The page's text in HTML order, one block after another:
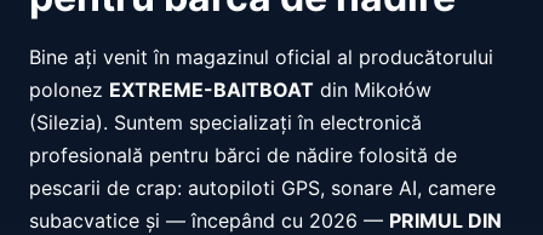
Bine ați venit în magazinul oficial al producătorului
polonez EXTREME-BAITBOAT din Mikołów
(Silezia). Suntem specializați în electronică
profesională pentru bărci de nădire folosită de
pescarii de crap: autopiloti GPS, sonare AI, camere
subacvatice și — începând cu 2026 — PRIMUL DIN